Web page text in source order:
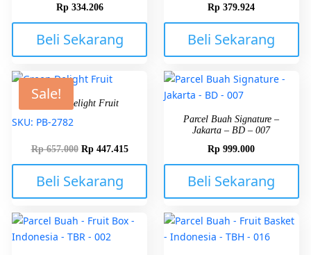
Rp334.206
Beli Sekarang
Rp 379.924
Beli Sekarang
Sale!
Green Delight Fruit
SKU: PB-2782
Rp657.000 Rp447.415
Beli Sekarang
Parcel Buah Signature –
Jakarta – BD – 007
Rp 999.000
Beli Sekarang